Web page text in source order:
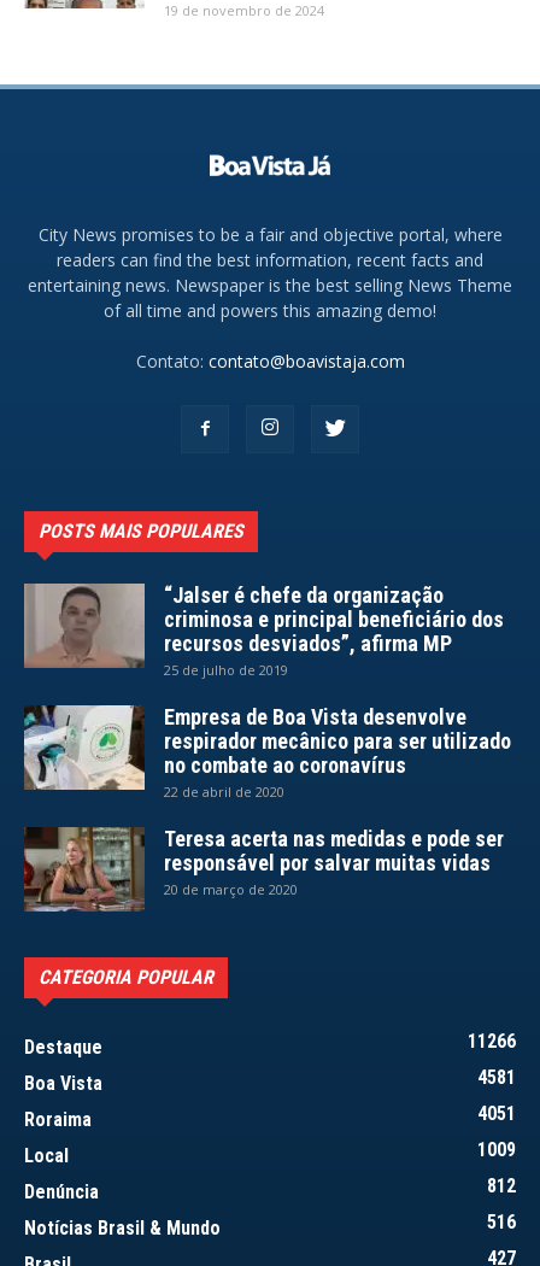
19 de novembro de 2024
City News promises to be a fair and objective portal, where
readers can find the best information, recent facts and
entertaining news. Newspaper is the best selling News Theme
of all time and powers this amazing demo!
Contato: contato@boavistaja.com
POSTS MAIS POPULARES
“Jalser é chefe da organização
criminosa e principal beneficiário dos
recursos desviados”, afirma MP
25 de julho de 2019
Empresa de Boa Vista desenvolve
respirador mecânico para ser utilizado
no combate ao coronavírus
22 de abril de 2020
Teresa acerta nas medidas e pode ser
responsável por salvar muitas vidas
20 de março de 2020
CATEGORIA POPULAR
Destaque
11266
Boa Vista
4581
Roraima
4051
Local
1009
Denúncia
812
Notícias Brasil & Mundo
516
427